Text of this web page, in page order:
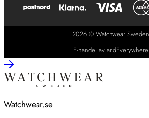
2026 © Watchwear Sweden
E-handel av andEverywhere
Watchwear.se